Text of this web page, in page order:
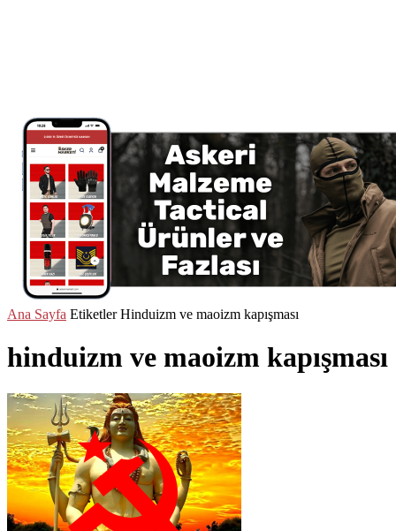
Ana Sayfa Etiketler Hinduizm ve maoizm kapışması
hinduizm ve maoizm kapışması